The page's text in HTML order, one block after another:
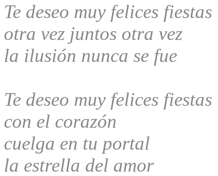
Te deseo muy felices fiestas
otra vez juntos otra vez
la ilusión nunca se fue
Te deseo muy felices fiestas
con el corazón
cuelga en tu portal
la estrella del amor